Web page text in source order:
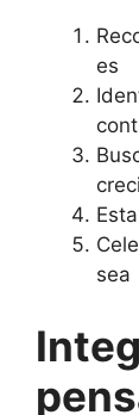
es
sea